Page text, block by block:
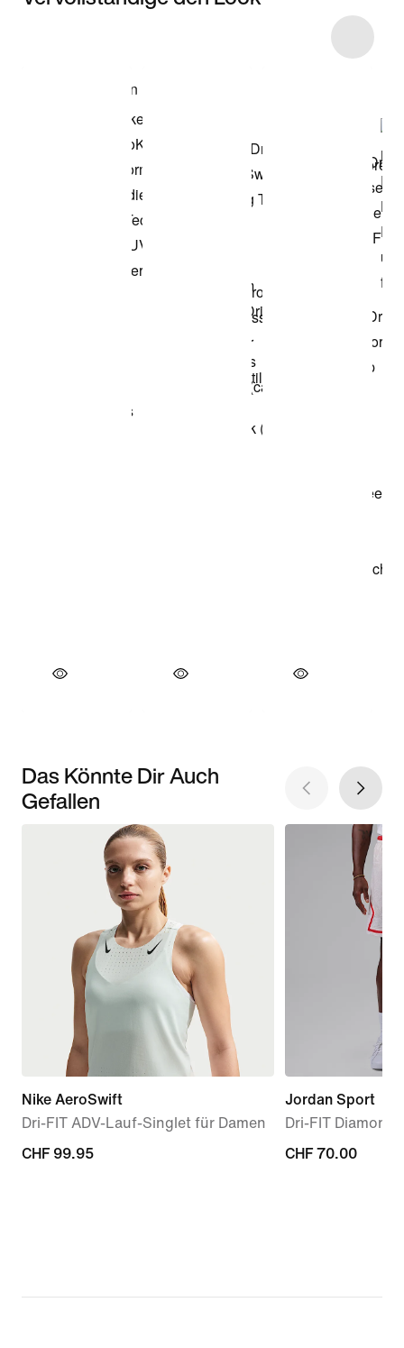
Modell anzeigen
Das Könnte Dir Auch
Gefallen
Nike AeroSwift
Dri-FIT ADV-Lauf-Singlet für Damen
CHF 99.95
CHF 99.95
Jordan Sport
Dri-FIT
CHF 70.00
CHF 70.00